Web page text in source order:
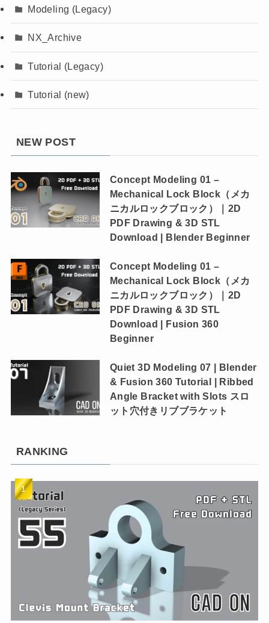
Modeling (Legacy)
NX_Archive
Tutorial (Legacy)
Tutorial (new)
NEW POST
Concept Modeling 01 –
Mechanical Lock Block（メカ
ニカルロックブロック）｜2D
PDF Drawing & 3D STL
Download | Blender Beginner
Concept Modeling 01 –
Mechanical Lock Block（メカ
ニカルロックブロック）｜2D
PDF Drawing & 3D STL
Download | Fusion 360
Beginner
Quiet 3D Modeling 07 | Blender
& Fusion 360 Tutorial | Ribbed
Angle Bracket with Slots スロ
ット穴付きリブブラケット
RANKING